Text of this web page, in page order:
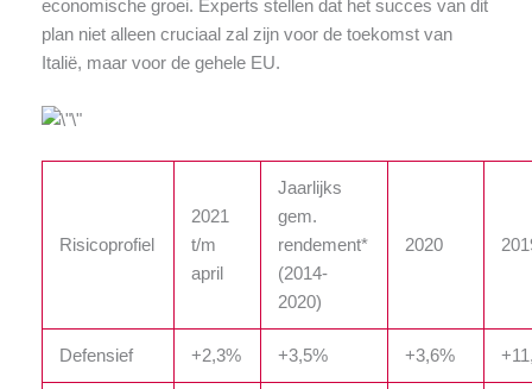
economische groei. Experts stellen dat het succes van dit
plan niet alleen cruciaal zal zijn voor de toekomst van
Italië, maar voor de gehele EU.
Risicoprofiel
2021
t/m
april
Jaarlijks
gem.
rendement*
(2014-
2020)
2020
Defensief +2,3% +3,5% +3,6%